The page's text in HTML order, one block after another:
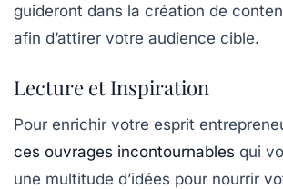
guideront dans la création de
afin d’attirer votre audience cible.
Lecture et Inspiration
Pour enrichir votre esprit
ces ouvrages incontournables qui
une multitude d’idées pour nourrir